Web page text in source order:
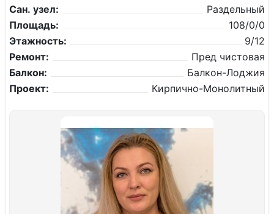
Сан. узел:
Раздельный
Площадь:
108/0/0
Этажность:
9/12
Ремонт:
Пред чистовая
Балкон:
Балкон-Лоджия
Проект:
Кирпично-Монолитный